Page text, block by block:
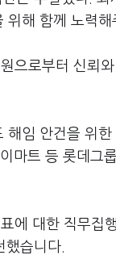
해 함께 노력
으로부터 신뢰
임 안건을 위
마트 등 롯데그
에 대한 직무집
습니다.